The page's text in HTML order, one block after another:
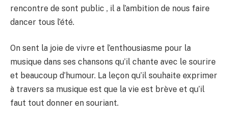
rencontre de sont public , il a l’ambition de nous faire
dancer tous l’été.
On sent la joie de vivre et l’enthousiasme pour la
musique dans ses chansons qu’il chante avec le sourire
et beaucoup d’humour. La leçon qu’il souhaite exprimer
à travers sa musique est que la vie est brève et qu’il
faut tout donner en souriant.